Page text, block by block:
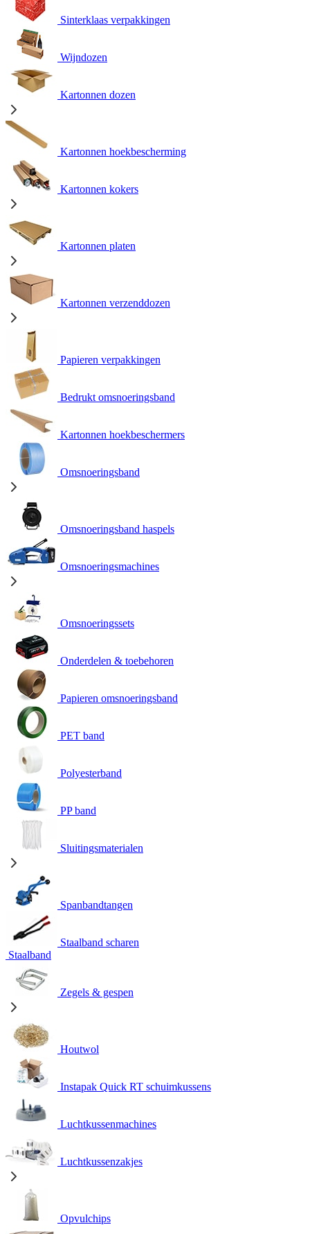
Sinterklaas verpakkingen
Wijndozen
Kartonnen dozen
Kartonnen hoekbescherming
Kartonnen kokers
Kartonnen platen
Kartonnen verzenddozen
Papieren verpakkingen
Bedrukt omsnoeringsband
Kartonnen hoekbeschermers
Omsnoeringsband
Omsnoeringsband haspels
Omsnoeringsmachines
Omsnoeringssets
Onderdelen & toebehoren
Papieren omsnoeringsband
PET band
Polyesterband
PP band
Sluitingsmaterialen
Spanbandtangen
Staalband scharen
Staalband
Zegels & gespen
Houtwol
Instapak Quick RT schuimkussens
Luchtkussenmachines
Luchtkussenzakjes
Opvulchips